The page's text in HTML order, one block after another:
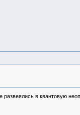
в квантовую